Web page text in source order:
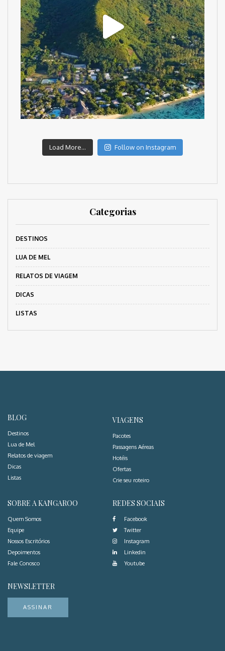
Load More... Follow on Instagram
Categorias
DESTINOS
LUA DE MEL
RELATOS DE VIAGEM
DICAS
LISTAS
BLOG
Destinos
Lua de Mel
Relatos de viagem
Dicas
Listas
VIAGENS
Pacotes
Passagens Aéreas
Hotéis
Ofertas
Crie seu roteiro
SOBRE A KANGAROO
Quem Somos
Equipe
Nossos Escritórios
Depoimentos
Fale Conosco
REDES SOCIAIS
Facebook
Twitter
Instagram
Linkedin
Youtube
NEWSLETTER
ASSINAR